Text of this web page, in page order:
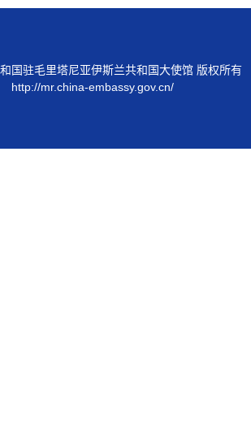
国驻毛里塔尼亚伊斯兰共和国大使馆 版权所有
http://mr.china-embassy.gov.cn/